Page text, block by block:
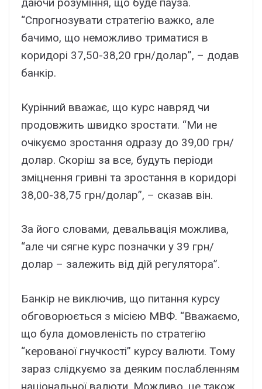
даючи розуміння, що буде пауза.
“Спрогнозувати стратегію важко, але
бачимо, що неможливо триматися в
коридорі 37,50-38,20 грн/долар”, – додав
банкір.
Курінний вважає, що курс навряд чи
продовжить швидко зростати. “Ми не
очікуємо зростання одразу до 39,00 грн/
долар. Скоріш за все, будуть періоди
зміцнення гривні та зростання в коридорі
38,00-38,75 грн/долар”, – сказав він.
За його словами, девальвація можлива,
“але чи сягне курс позначки у 39 грн/
долар – залежить від дій регулятора”.
Банкір не виключив, що питання курсу
обговорюється з місією МВФ. “Вважаємо,
що була домовленість по стратегію
“керованої гнучкості” курсу валюти. Тому
зараз слідкуємо за деяким послабленням
національної валюти. Можливо, це також